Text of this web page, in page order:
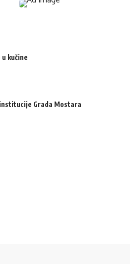
kučine
Grada Mostara